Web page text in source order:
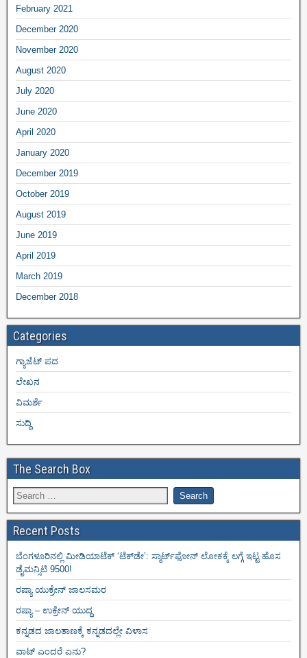
February 2021
December 2020
November 2020
August 2020
July 2020
June 2020
April 2020
January 2020
December 2019
October 2019
August 2019
June 2019
April 2019
March 2019
December 2018
Categories
ಗ್ಯಾಜೆಟ್ ಪದ
ಲೇಖನ
ವಿಮರ್ಶೆ
ಸುದ್ದಿ
The Search Box
Recent Posts
ಬೆಂಗಳೂರಿನಲ್ಲಿ ಮೀಡಿಯಾಟೆಕ್‌ ‘ಟೆಕ್‌ಡೇ’: ಸ್ಮಾರ್ಟ್‌ಫೋನ್ ಲೋಕಕ್ಕೆ ಲಗ್ಗೆ ಇಟ್ಟ ಹೊಸ
ಡೈಮನ್ಸಿಟಿ 9500!
ರಷ್ಯಾ ಯುಕ್ರೇನ್ ಜಾಲಸಮರ
ರಷ್ಯಾ – ಉಕ್ರೇನ್ ಯುದ್ಧ
ಕನ್ನಡದ ಜಾಲತಾಣಕ್ಕೆ ಕನ್ನಡದಲ್ಲೇ ವಿಳಾಸ
ವಾಟ್ ಎಂದರೆ ಏನು?